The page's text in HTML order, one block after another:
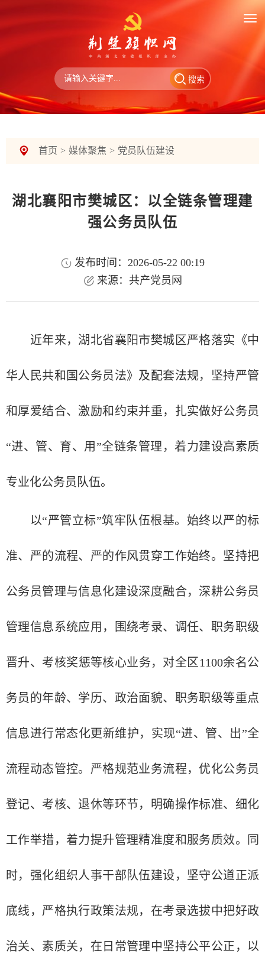
搜索
首页 > 媒体聚焦 > 党员队伍建设
湖北襄阳市樊城区：以全链条管理建
强公务员队伍
发布时间：2026-05-22 00:19
来源：共产党员网
近年来，湖北省襄阳市樊城区严格落实《中
华人民共和国公务员法》及配套法规，坚持严管
和厚爱结合、激励和约束并重，扎实做好公务员
“进、管、育、用”全链条管理，着力建设高素质
专业化公务员队伍。
以“严管立标”筑牢队伍根基。始终以严的标
准、严的流程、严的作风贯穿工作始终。坚持把
公务员管理与信息化建设深度融合，深耕公务员
管理信息系统应用，围绕考录、调任、职务职级
晋升、考核奖惩等核心业务，对全区1100余名公
务员的年龄、学历、政治面貌、职务职级等重点
信息进行常态化更新维护，实现“进、管、出”全
流程动态管控。严格规范业务流程，优化公务员
登记、考核、退休等环节，明确操作标准、细化
工作举措，着力提升管理精准度和服务质效。同
时，强化组织人事干部队伍建设，坚守公道正派
底线，严格执行政策法规，在考录选拔中把好政
治关、素质关，在日常管理中坚持公平公正，以